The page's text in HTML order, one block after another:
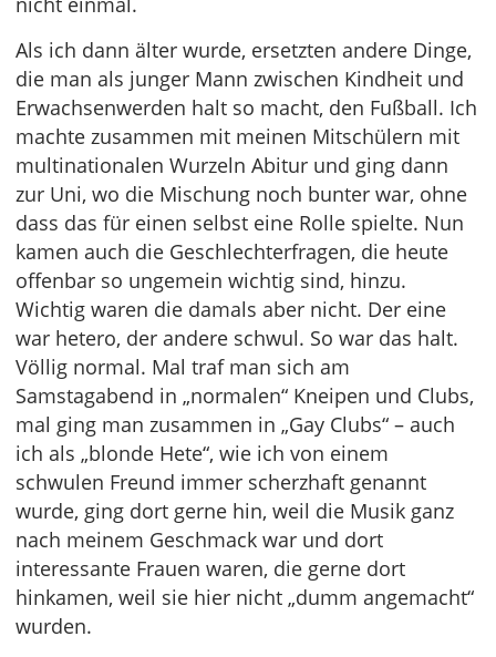
Als ich dann älter wurde, ersetzten andere Dinge,
die man als junger Mann zwischen Kindheit und
Erwachsenwerden halt so macht, den Fußball. Ich
machte zusammen mit meinen Mitschülern mit
multinationalen Wurzeln Abitur und ging dann
zur Uni, wo die Mischung noch bunter war, ohne
dass das für einen selbst eine Rolle spielte. Nun
kamen auch die Geschlechterfragen, die heute
offenbar so ungemein wichtig sind, hinzu.
Wichtig waren die damals aber nicht. Der eine
war hetero, der andere schwul. So war das halt.
Völlig normal. Mal traf man sich am
Samstagabend in „normalen“ Kneipen und Clubs,
mal ging man zusammen in „Gay Clubs“ – auch
ich als „blonde Hete“, wie ich von einem
schwulen Freund immer scherzhaft genannt
wurde, ging dort gerne hin, weil die Musik ganz
nach meinem Geschmack war und dort
interessante Frauen waren, die gerne dort
hinkamen, weil sie hier nicht „dumm angemacht“
wurden.